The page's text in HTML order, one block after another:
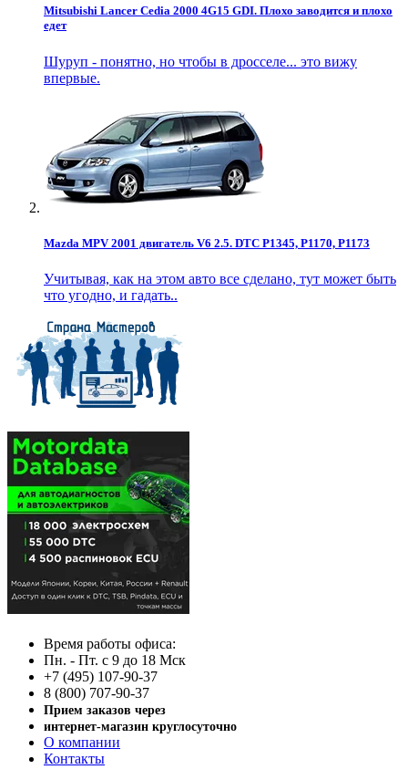
Mitsubishi Lancer Cedia 2000 4G15 GDI. Плохо заводится и плохо
едет
Шуруп - понятно, но чтобы в дросселе... это вижу
впервые.
Mazda MPV 2001 двигатель V6 2.5. DTC P1345, P1170, P1173
Учитывая, как на этом авто все сделано, тут может быть
что угодно, и гадать..
Время работы офиса:
Пн. - Пт. с 9 до 18 Мск
+7 (495) 107-90-37
8 (800) 707-90-37
Прием заказов через
интернет-магазин круглосуточно
О компании
Контакты